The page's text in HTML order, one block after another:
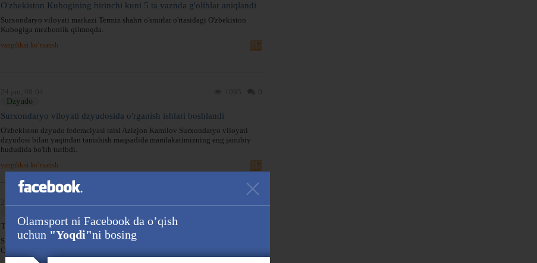
O'zbekiston Kubogining birinchi kuni 5 ta vaznda g'oliblar aniqlandi
Surxondaryo viloyati markazi Termiz shahri o'smirlar o'rtasidagi O'zbekiston
Kubogiga mezbonlik qilmoqda.
yangilikni ko’rsatish
Dzyudo
Surxondaryo viloyati dzyudosida o'rganish ishlari boshlandi
O'zbekiston dzyudo federaciyasi raisi Azizjon Kamilov Surxondaryo viloyati
dzyudosi bilan yaqindan tanishish maqsadida mamlakatimizning eng janubiy
hududida bo'lib turibdi.
yangilikni ko’rsatish
Termizda dzyudo bo'yicha O'zbekiston chempionati yakunlandi
Surxondaryo viloyati markazi Termiz shahrida dzyudo bo'yicha yoshlar o'rtasida
O'zbekiston chempionati bo'lib o'tdi.
Olamsport ni Facebook da o’qish
uchun "Yoqdi"ni bosing